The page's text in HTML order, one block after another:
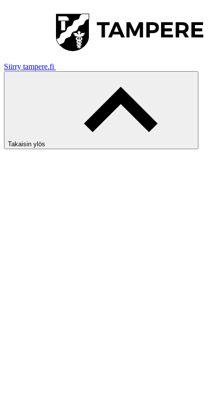
Siirry tampere.fi
Takaisin ylös